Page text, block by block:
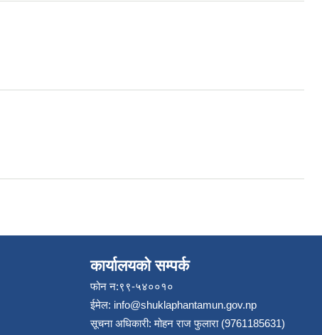
कार्यालयको सम्पर्क
फोन न:९९-५४००१०
ईमेल: info@shuklaphantamun.gov.np
सूचना अधिकारी: मोहन राज फुलारा (9761185631)